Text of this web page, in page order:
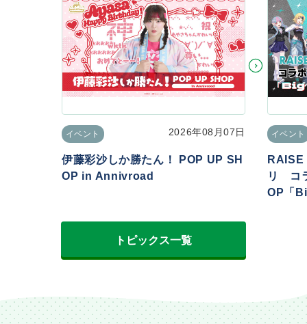
イベント 2026年08月07日
伊藤彩沙しか勝たん！ POP UP SH
OP in Annivroad
イベント
RAISE
リ コ
OP「
トピックス一覧